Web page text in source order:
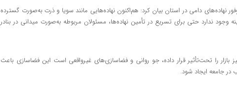
نهاده‌های دامی در استان بیان کرد: هم‌اکنون نهاده‌هایی مانند سویا و ذرت به‌صورت گسترده
ندارد حتی برای تسریع در تأمین نهاده‌ها، مسئولان مربوطه به‌صورت میدانی در بنادر
را تحت‌تأثیر قرار داده، جو روانی و فضاسازی‌های غیرواقعی است این فضاسازی باعث
در جامعه ایجاد شود.